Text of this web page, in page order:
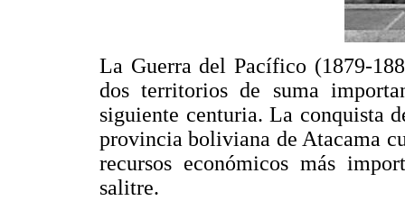
La Guerra del Pacífico (1879-
dos territorios de suma
siguiente centuria. La conquista
provincia boliviana de Atacama
recursos económicos más
salitre.